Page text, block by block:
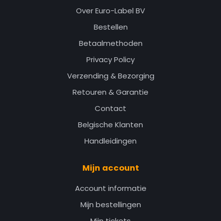
Over Euro-Label BV
Bestellen
Betaalmethoden
Privacy Policy
Verzending & Bezorging
Retouren & Garantie
Contact
Belgische Klanten
Handleidingen
Mijn account
Account informatie
Mijn bestellingen